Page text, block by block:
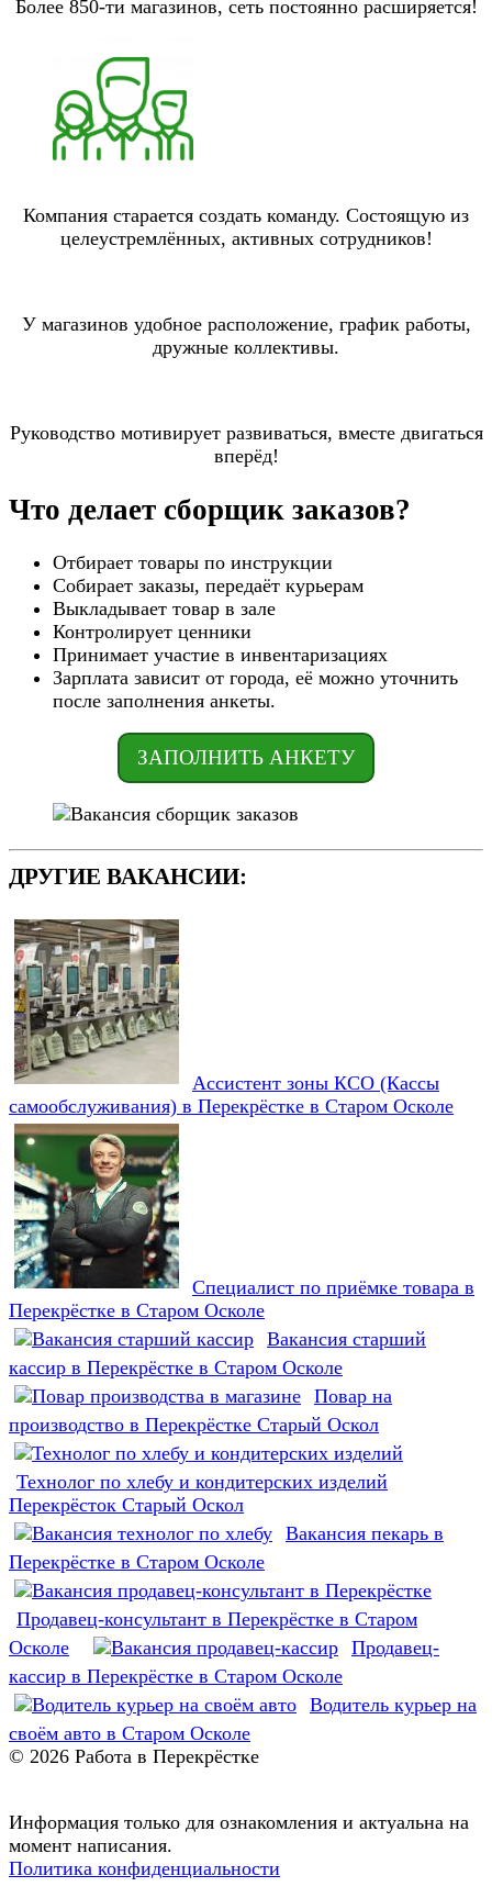
Более 850-ти магазинов, сеть постоянно расширяется!
Компания старается создать команду. Состоящую из
целеустремлённых, активных сотрудников!
У магазинов удобное расположение, график работы,
дружные коллективы.
Руководство мотивирует развиваться, вместе двигаться
вперёд!
Что делает сборщик заказов?
Отбирает товары по инструкции
Собирает заказы, передаёт курьерам
Выкладывает товар в зале
Контролирует ценники
Принимает участие в инвентаризациях
Зарплата зависит от города, её можно уточнить
после заполнения анкеты.
ЗАПОЛНИТЬ АНКЕТУ
ДРУГИЕ ВАКАНСИИ:
Ассистент зоны КСО (Кассы
самообслуживания) в Перекрёстке в Старом Осколе
Специалист по приёмке товара в
Перекрёстке в Старом Осколе
Вакансия старший
кассир в Перекрёстке в Старом Осколе
Повар на
производство в Перекрёстке Старый Оскол
Технолог по хлебу и кондитерских изделий
Перекрёсток Старый Оскол
Вакансия пекарь в
Перекрёстке в Старом Осколе
Продавец-консультант в Перекрёстке в Старом
Осколе
Продавец-
кассир в Перекрёстке в Старом Осколе
Водитель курьер на
своём авто в Старом Осколе
© 2026 Работа в Перекрёстке
Информация только для ознакомления и актуальна на
момент написания.
Политика конфиденциальности